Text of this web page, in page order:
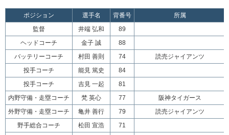
ポジション 選手名 背番号
所属
監督
井端 弘和
89
ヘッドコーチ
金子 誠
88
バッテリーコーチ
村田 善則 74
読売ジャイアンツ
投手コーチ
能見 篤史
84
投手コーチ
吉見 一起
81
内野守備・走塁コーチ
梵 英心 77
阪神タイガース
外野守備・走塁コーチ
亀井 善行 79
読売ジャイアンツ
野手総合コーチ
松田 宣浩
71